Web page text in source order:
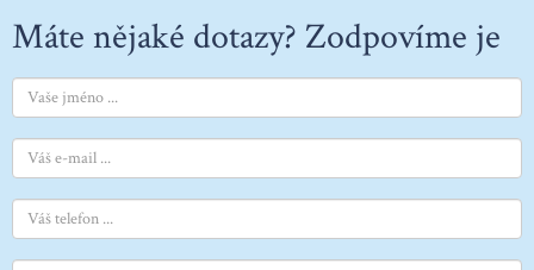
Máte nějaké dotazy? Zodpovíme je